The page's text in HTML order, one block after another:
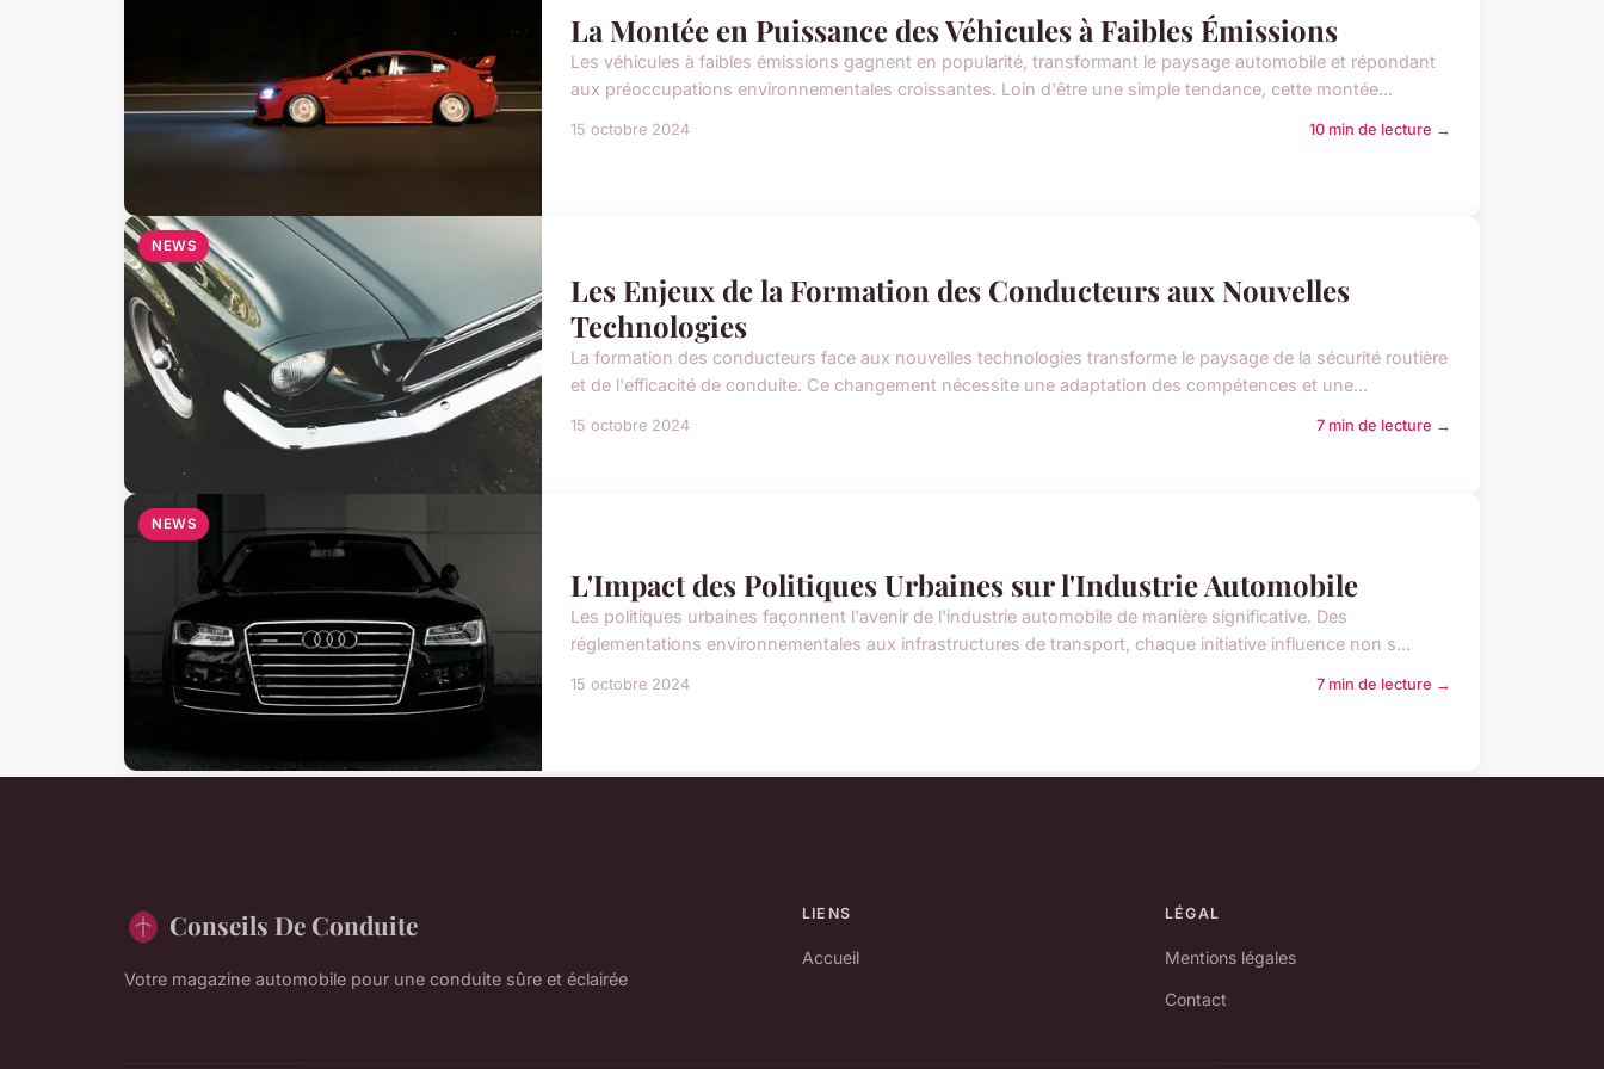
La Montée en Puissance des Véhicules à Faibles Émissions
Les véhicules à faibles émissions gagnent en popularité, transformant le paysage automobile et répondant
aux préoccupations environnementales croissantes. Loin d'être une simple tendance, cette montée...
15 octobre 2024 10 min de lecture →
NEWS
Les Enjeux de la Formation des Conducteurs aux Nouvelles
Technologies
La formation des conducteurs face aux nouvelles technologies transforme le paysage de la sécurité routière
et de l'efficacité de conduite. Ce changement nécessite une adaptation des compétences et une...
15 octobre 2024 7 min de lecture →
NEWS
L'Impact des Politiques Urbaines sur l'Industrie Automobile
Les politiques urbaines façonnent l'avenir de l'industrie automobile de manière significative. Des
réglementations environnementales aux infrastructures de transport, chaque initiative influence non s...
15 octobre 2024 7 min de lecture →
Conseils De Conduite
Votre magazine automobile pour une conduite sûre et éclairée
LIENS
Accueil
LÉGAL
Mentions légales
Contact